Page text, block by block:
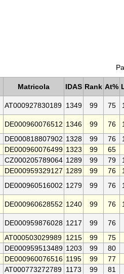
Matricola IDAS Rank At%
AT000927830189 1349 99 75
DE000960076512 1346 99 76
DE000818807902 1328 99 76
DE000960076499 1323 99 65
CZ000205789064 1289 99 79
DE000959329127 1289 99 76
DE000960516002 1279 99 76
DE000960628552 1240 99 76
DE000959876028 1217 99 76
AT000503029989 1215 99 75
DE000959513489 1203 99 80
DE000960076516 1195 99 77
AT000773272789 1173 99 81